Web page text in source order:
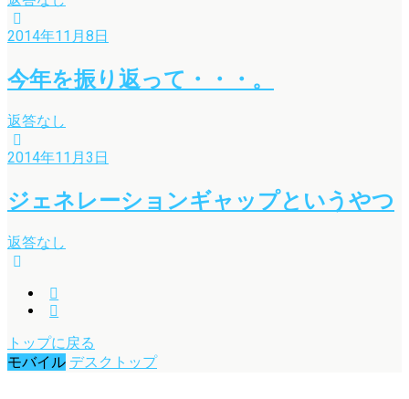
2014年11月8日
今年を振り返って・・・。
返答なし
2014年11月3日
ジェネレーションギャップというやつ
返答なし
トップに戻る
モバイル デスクトップ